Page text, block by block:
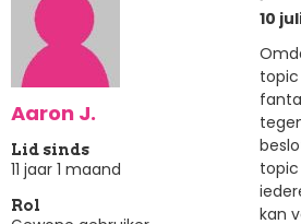
Aaron J.
Lid sinds
11 jaar 1 maand
Rol
10
kan